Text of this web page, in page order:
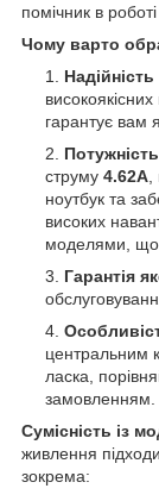
помічник в
Чому варто
гарантує вам
струму 4.62А
ноутбук та
високих
моделями, що
Гарантія
центральним
ласка,
замовленням.
Сумісність із
живлення
зокрема: